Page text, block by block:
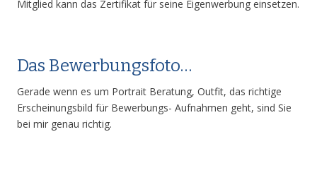
Mitglied kann das Zertifikat für seine Eigenwerbung einsetzen.
Das Bewerbungsfoto…
Gerade wenn es um Portrait Beratung, Outfit, das richtige
Erscheinungsbild für Bewerbungs- Aufnahmen geht, sind Sie
bei mir genau richtig.